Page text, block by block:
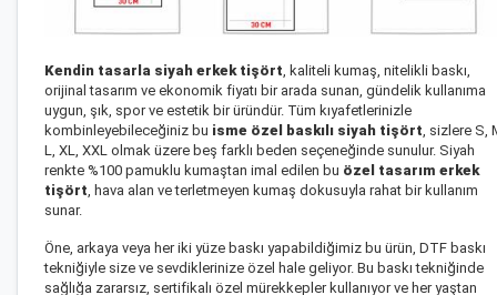
Kendin tasarla siyah erkek tişört, kaliteli kumaş, nitelikli baskı,
orijinal tasarım ve ekonomik fiyatı bir arada sunan, gündelik kullanıma
uygun, şık, spor ve estetik bir üründür. Tüm kıyafetlerinizle
kombinleyebileceğiniz bu isme özel baskılı siyah tişört, sizlere S,
L, XL, XXL olmak üzere beş farklı beden seçeneğinde sunulur. Siyah
renkte %100 pamuklu kumaştan imal edilen bu özel tasarım erkek
tişört, hava alan ve terletmeyen kumaş dokusuyla rahat bir kullanım
sunar.
Öne, arkaya veya her iki yüze baskı yapabildiğimiz bu ürün, DTF baskı
tekniğiyle size ve sevdiklerinize özel hale geliyor. Bu baskı tekniğinde
sağlığa zararsız, sertifikalı özel mürekkepler kullanıyor ve her yaştan